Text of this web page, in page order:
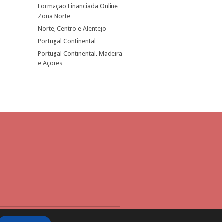
Formação Financiada Online
Zona Norte
Norte, Centro e Alentejo
Portugal Continental
Portugal Continental, Madeira
e Açores